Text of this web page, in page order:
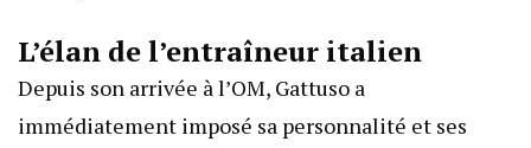
L’élan de l’entraîneur italien
Depuis son arrivée à l’OM, Gattuso a
immédiatement imposé sa personnalité et ses